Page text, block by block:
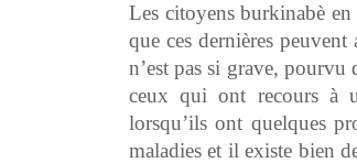
Les citoyens burkinabè en
que ces dernières
n’est pas si grave, pourvu
ceux qui ont recours à
lorsqu’ils ont quelques
maladies et il existe bien